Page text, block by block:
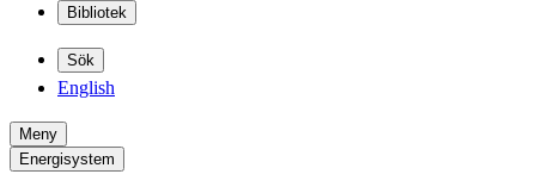
Bibliotek
Sök
English
Meny
Energisystem